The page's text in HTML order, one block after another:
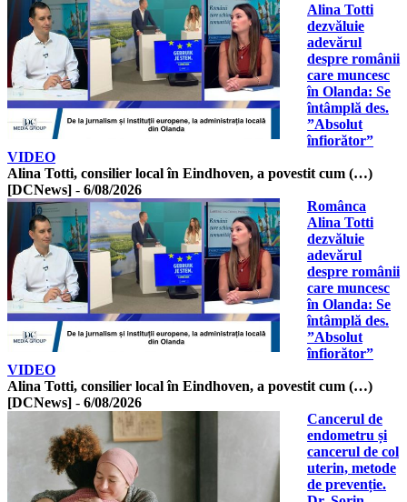
Alina Totti
dezvăluie
adevărul
despre românii
care muncesc
în Olanda: Se
întâmplă des.
”Absolut
înfiorător”
VIDEO
Alina Totti, consilier local în Eindhoven, a povestit cum (…)
[DCNews] - 6/08/2026
Românca
Alina Totti
dezvăluie
adevărul
despre românii
care muncesc
în Olanda: Se
întâmplă des.
”Absolut
înfiorător”
VIDEO
Alina Totti, consilier local în Eindhoven, a povestit cum (…)
[DCNews] - 6/08/2026
Cancerul de
endometru și
cancerul de col
uterin, metode
de prevenție.